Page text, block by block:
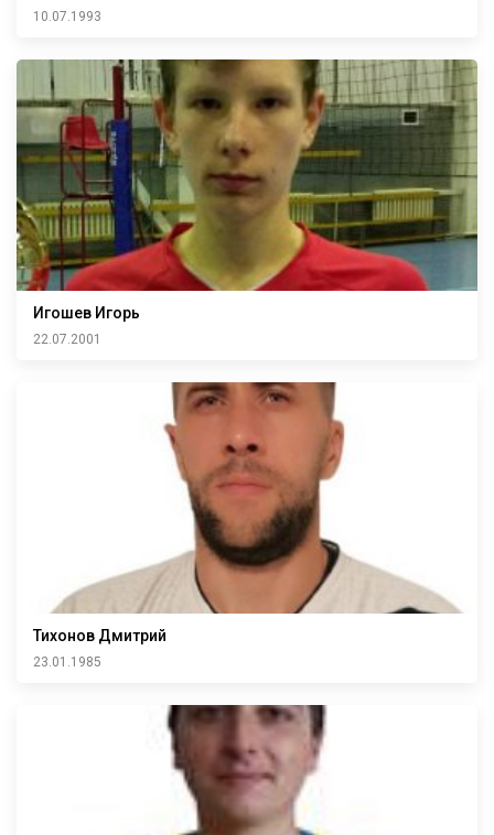
10.07.1993
Игошев Игорь
22.07.2001
Тихонов Дмитрий
23.01.1985